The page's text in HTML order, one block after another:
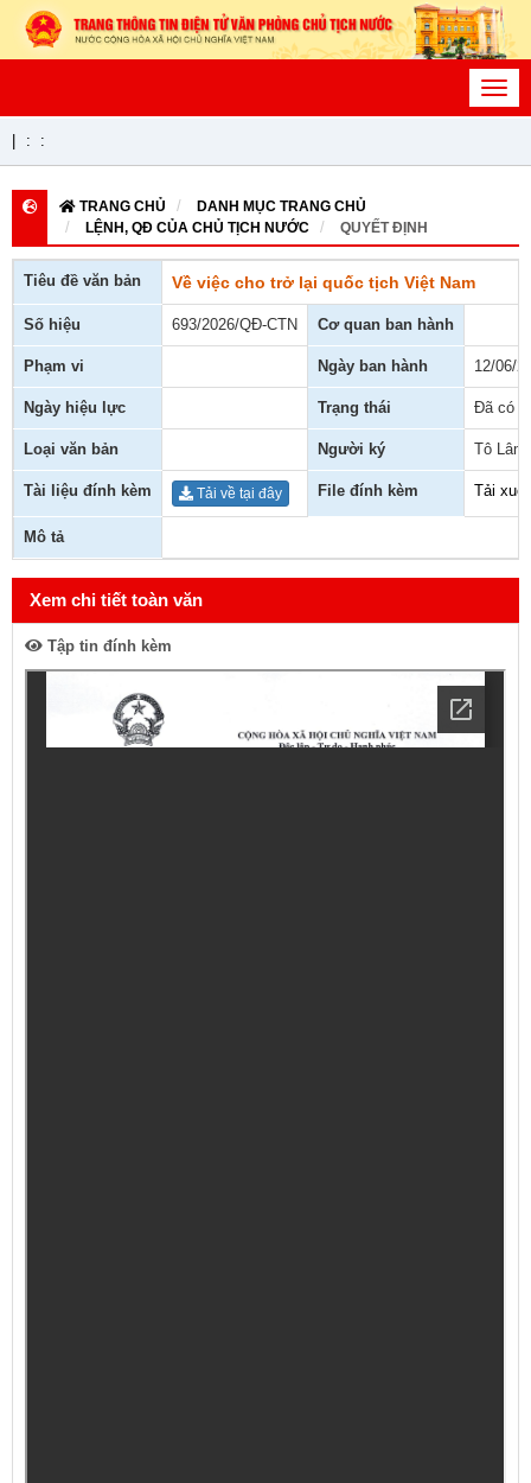
: :
TRANG CHỦ
DANH MỤC TRANG CHỦ
LỆNH, QĐ CỦA CHỦ TỊCH NƯỚC
QUYẾT ĐỊNH
Tiêu đề văn bản Về việc cho trở lại quốc tịch Việt Nam
Số hiệu 693/2026/QĐ-CTN Cơ quan ban hành
Phạm vi Ngày ban hành 12/06/
Ngày hiệu lực Trạng thái Đã có
Loại văn bản Người ký Tô Lâm
Tài liệu đính kèm Tải về tại đây File đính kèm Tải
Mô tả
Xem chi tiết toàn văn
Tập tin đính kèm